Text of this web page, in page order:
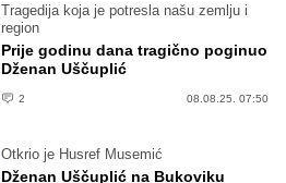
Tragedija koja je potresla našu zemlju i
region
Prije godinu dana tragično poginuo
Dženan Uščuplić
2 08.08.25. 07:50
Otkrio je Husref Musemić
Dženan Uščuplić na Bukoviku